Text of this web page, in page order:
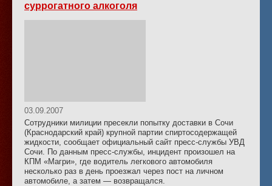
суррогатного алкоголя
03.09.2007
Сотрудники милиции пресекли попытку доставки в Сочи
(Краснодарский край) крупной партии спиртосодержащей
жидкости, сообщает официальный сайт пресс-службы УВД
Сочи. По данным пресс-службы, инцидент произошел на
КПМ «Магри», где водитель легкового автомобиля
несколько раз в день проезжал через пост на личном
автомобиле, а затем — возвращался.